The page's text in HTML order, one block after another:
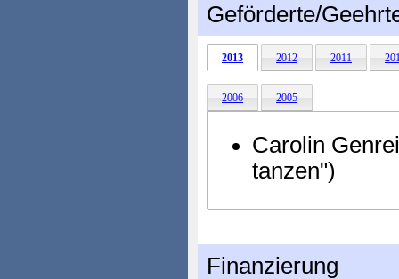
Geförderte/
2013 2012 2011
2006 2005
Carolin
tanzen")
Finanzierung